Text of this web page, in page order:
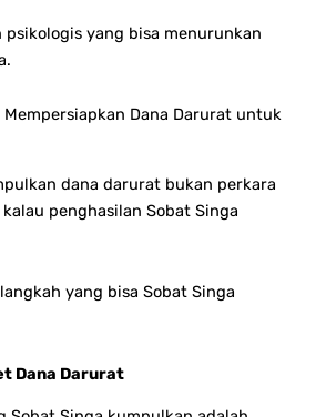
psikologis yang bisa menurunkan
Mempersiapkan Dana Darurat untuk
dana darurat bukan perkara
penghasilan Sobat Singa
yang bisa Sobat Singa
Dana Darurat